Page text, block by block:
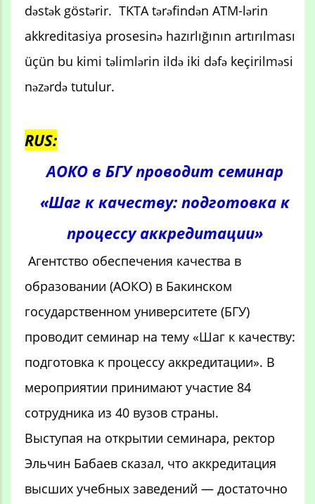
dəstək göstərir. TKTA tərəfindən ATM-lərin
akkreditasiya prosesinə hazırlığının artırılması
üçün bu kimi təlimlərin ildə iki dəfə keçirilməsi
nəzərdə tutulur.
RUS:
АОКО в БГУ проводит семинар
«Шаг к качеству: подготовка к
процессу аккредитации»
Агентство обеспечения качества в
образовании (АОКО) в Бакинском
государственном университете (БГУ)
проводит семинар на тему «Шаг к качеству:
подготовка к процессу аккредитации». В
мероприятии принимают участие 84
сотрудника из 40 вузов страны.
Выступая на открытии семинара, ректор
Эльчин Бабаев сказал, что аккредитация
высших учебных заведений — достаточно